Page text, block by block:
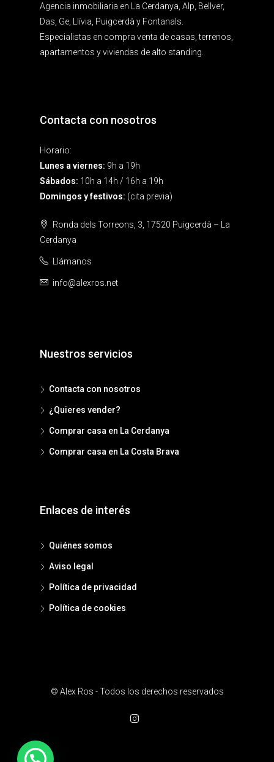
Agencia inmobiliaria en La Cerdanya, Alp, Bellver,
Das, Ge, Llívia, Puigcerdà y Fontanals.
Especialistas en compra venta de casas, terrenos,
apartamentos y viviendas de alto standing.
Contacta con nosotros
Horario:
Lunes a viernes: 9h a 19h
Sábados: 10h a 14h / 16h a 19h
Domingos y festivos: (cita previa)
Ronda dels Torreons, 3, 17520 Puigcerdà – La
Cerdanya
Llámanos
info@alexros.net
Nuestros servicios
Contacta con nosotros
¿Quieres vender?
Comprar casa en La Cerdanya
Comprar casa en La Costa Brava
Enlaces de interés
Quiénes somos
Aviso legal
Política de privacidad
Política de cookies
© Alex Ros - Todos los derechos reservados